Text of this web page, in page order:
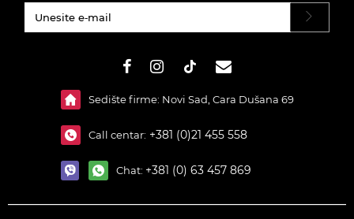
Sedište firme: Novi Sad, Cara Dušana 69
Call centar: +381 (0)21 455 558
Chat: +381 (0) 63 457 869